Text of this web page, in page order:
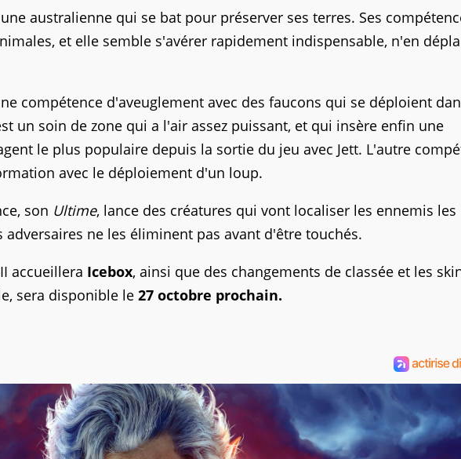
australienne qui se bat pour préserver ses terres. Ses
et elle semble s'avérer rapidement indispensable, n'en
compétence d'aveuglement avec des faucons qui se déploient
un soin de zone qui a l'air assez puissant, et qui insère enfin une
le plus populaire depuis la sortie du jeu avec Jett. L'autre
avec le déploiement d'un loup.
son Ultime, lance des créatures qui vont localiser les ennemis les
adversaires ne les éliminent pas avant d'être touchés.
accueillera Icebox, ainsi que des changements de classée et les
sera disponible le 27 octobre prochain.